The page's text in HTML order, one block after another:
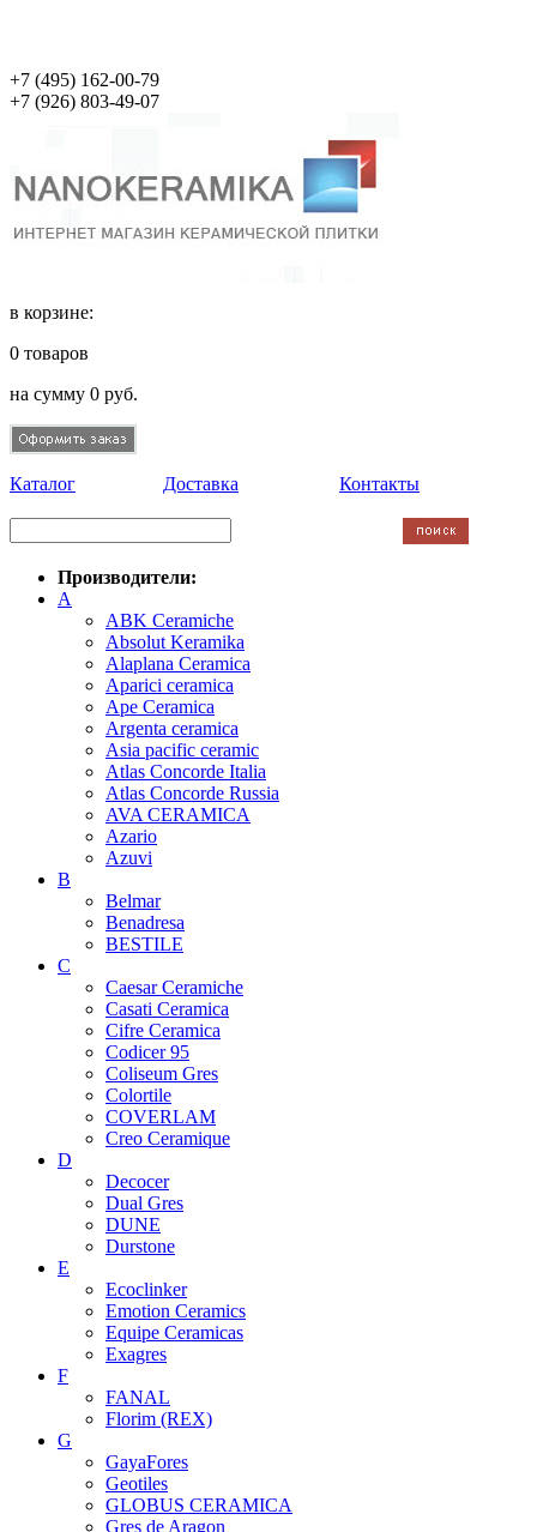
+7 (495) 162-00-79
+7 (926) 803-49-07
в корзине:
0 товаров
на сумму 0 руб.
Каталог Доставка Контакты
Производители:
A
ABK Ceramiche
Absolut Keramika
Alaplana Ceramica
Aparici ceramica
Ape Ceramica
Argenta ceramica
Asia pacific ceramic
Atlas Concorde Italia
Atlas Concorde Russia
AVA CERAMICA
Azario
Azuvi
B
Belmar
Benadresa
BESTILE
C
Caesar Ceramiche
Casati Ceramica
Cifre Ceramica
Codicer 95
Coliseum Gres
Colortile
COVERLAM
Creo Ceramique
D
Decocer
Dual Gres
DUNE
Durstone
E
Ecoclinker
Emotion Ceramics
Equipe Ceramicas
Exagres
F
FANAL
Florim (REX)
G
GayaFores
Geotiles
GLOBUS CERAMICA
Gres de Aragon